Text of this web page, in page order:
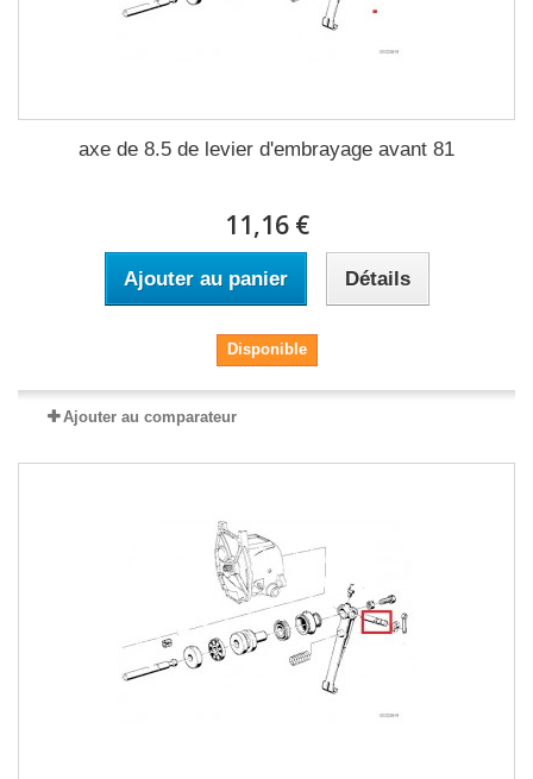
axe de 8.5 de levier d'embrayage avant 81
11,16 €
Ajouter au panier Détails
Disponible
Ajouter au comparateur